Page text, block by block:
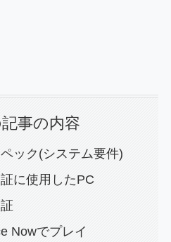
事の内容
ック(システム要件)
に使用したPC
Nowでプレイ